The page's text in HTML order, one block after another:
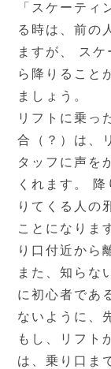
「スケーテ
る時は、前の
ますが、 ス
ら降りること
ましょう。
リフトに乗っ
合（？）は、
タッフに声を
くれます。
りてくる人の
ことになりま
り口付近から
また、知らな
に初心者であ
ないように、
もし、リフト
は、乗り口ま